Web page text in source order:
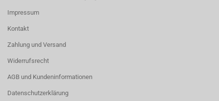
Impressum
Kontakt
Zahlung und Versand
Widerrufsrecht
AGB und Kundeninformationen
Datenschutzerklärung